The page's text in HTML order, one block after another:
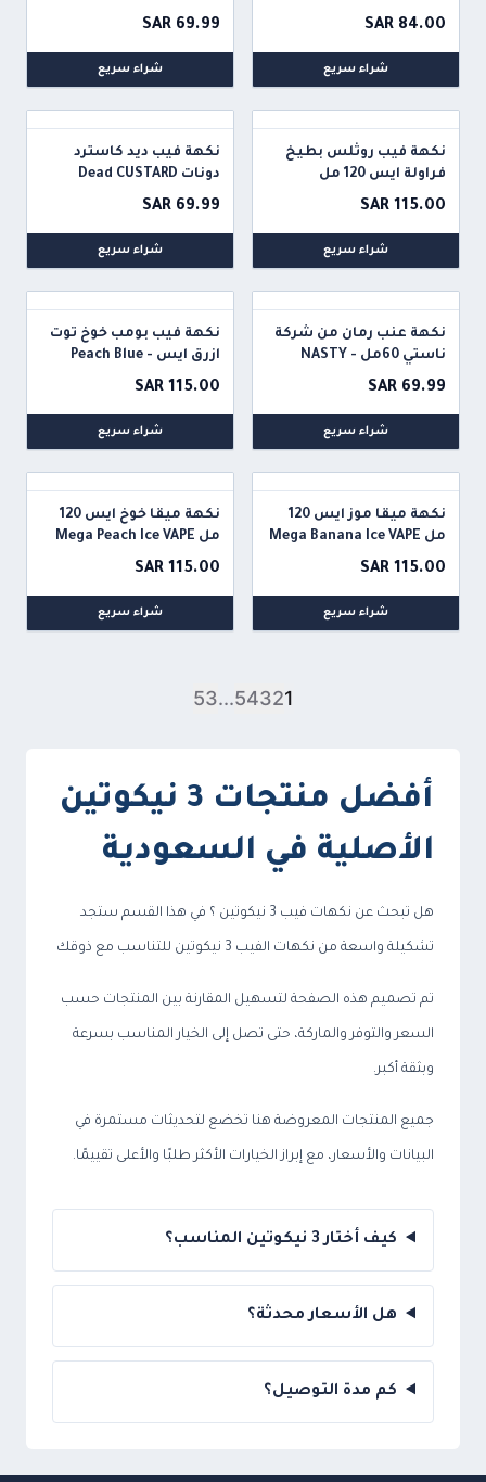
SAR 84.00
شراء سريع
Sams Vape
SAR 69.99
شراء سريع
نكهة فيب روثلس بطيخ
فراولة ايس 120 مل
Ruthless Ez Duz It ICE
SAR 115.00
شراء سريع
نكهة فيب ديد كاسترد
دونات Dead CUSTARD
Donut Vape
SAR 69.99
شراء سريع
نكهة عنب رمان من شركة
ناستي 60مل - NASTY
GRAPE POMEGRANATE
SAR 69.99
شراء سريع
نكهة فيب بومب خوخ توت
ازرق ايس - Peach Blue
Raspberry Ice - 120ML
SAR 115.00
شراء سريع
نكهة ميقا موز ايس 120
مل Mega Banana Ice VAPE
SAR 115.00
شراء سريع
نكهة ميقا خوخ ايس 120
مل Mega Peach Ice VAPE
SAR 115.00
شراء سريع
1
2
3
4
5
...
53
أفضل منتجات 3 نيكوتين
الأصلية في السعودية
هل تبحث عن نكهات فيب 3 نيكوتين ؟ في هذا القسم ستجد
تشكيلة واسعة من نكهات الفيب 3 نيكوتين للتناسب مع ذوقك
تم تصميم هذه الصفحة لتسهيل المقارنة بين المنتجات حسب
السعر والتوفر والماركة، حتى تصل إلى الخيار المناسب بسرعة
وبثقة أكبر.
جميع المنتجات المعروضة هنا تخضع لتحديثات مستمرة في
البيانات والأسعار، مع إبراز الخيارات الأكثر طلبًا والأعلى تقييمًا.
كيف أختار 3 نيكوتين المناسب؟
هل الأسعار محدثة؟
كم مدة التوصيل؟